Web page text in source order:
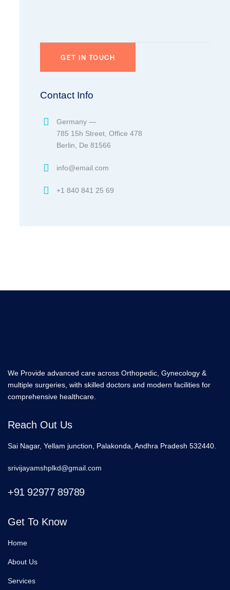
Contact Info
Germany —
785 15h Street, Office 478
Berlin, De 81566
info@email.com
+1 840 841 25 69
We Provide advanced care across Orthopedic, Gynecology &
multiple surgeries, with skilled doctors and modern facilities for
comprehensive healthcare.
Reach Out Us
Sai Nagar, Yellam junction, Palakonda, Andhra Pradesh 532440.
srivijayamshplkd@gmail.com
+91 92977 89789
Get To Know
Home
About Us
Services